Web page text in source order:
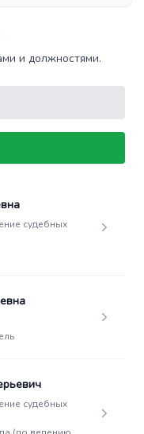
и должностями.
судебных
судебных